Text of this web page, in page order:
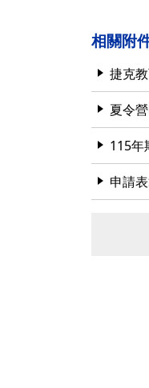
相關附
捷克
夏令
115年
申請